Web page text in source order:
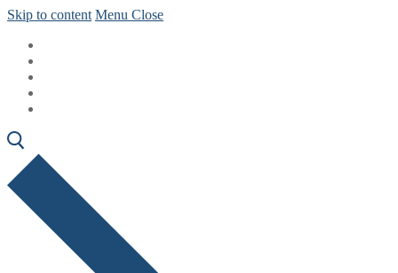
Skip to content Menu Close